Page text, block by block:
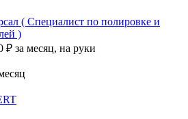
( Специалист по полировке и
)
₽ за месяц, на руки